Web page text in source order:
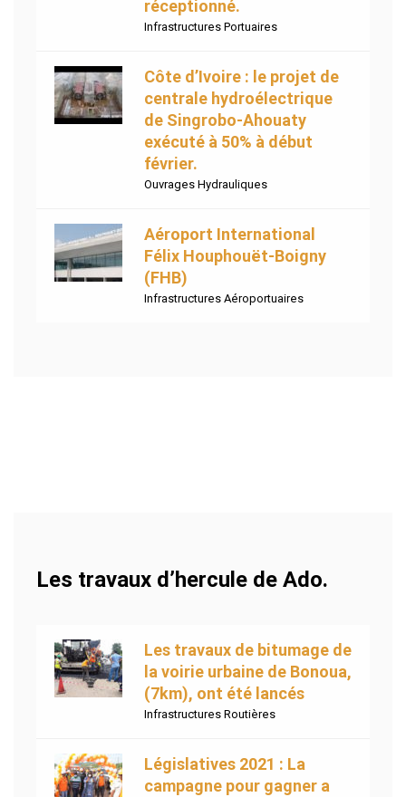
réceptionné.
Infrastructures Portuaires
Côte d’Ivoire : le projet de
centrale hydroélectrique
de Singrobo-Ahouaty
exécuté à 50% à début
février.
Ouvrages Hydrauliques
Aéroport International
Félix Houphouët-Boigny
(FHB)
Infrastructures Aéroportuaires
Les travaux d’hercule de Ado.
Les travaux de bitumage de
la voirie urbaine de Bonoua,
(7km), ont été lancés
Infrastructures Routières
Législatives 2021 : La
campagne pour gagner a